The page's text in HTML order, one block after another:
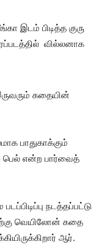
இடம் பிடித்த குரு
வில்லனாக
கதையின்
பாதுகாக்கும்
பெல் என்ற பார்வைத்
நடத்தப்பட்டு
வெயிலோன் கதை
ஆர்.